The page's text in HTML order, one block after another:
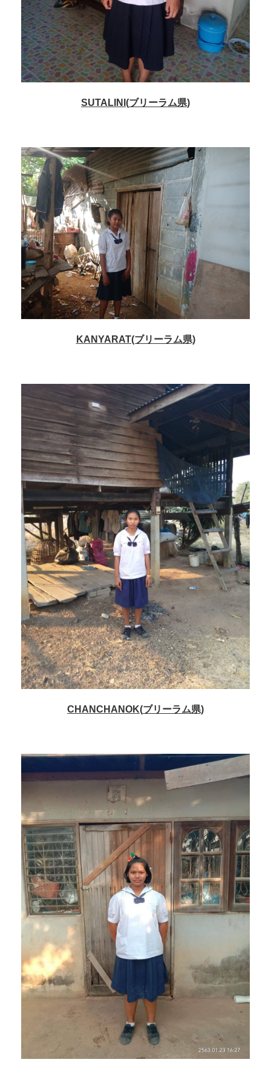
SUTALINI(ブリーラム県)
KANYARAT(ブリーラム県)
CHANCHANOK(ブリーラム県)